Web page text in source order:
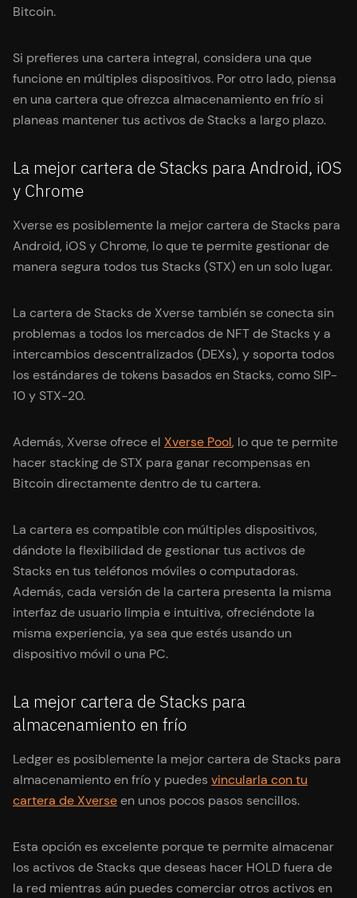
Bitcoin.
Si prefieres una cartera integral, considera una que
funcione en múltiples dispositivos. Por otro lado, piensa
en una cartera que ofrezca almacenamiento en frío si
planeas mantener tus activos de Stacks a largo plazo.
La mejor cartera de Stacks para Android, iOS
y Chrome
Xverse es posiblemente la mejor cartera de Stacks para
Android, iOS y Chrome, lo que te permite gestionar de
manera segura todos tus Stacks (STX) en un solo lugar.
La cartera de Stacks de Xverse también se conecta sin
problemas a todos los mercados de NFT de Stacks y a
intercambios descentralizados (DEXs), y soporta todos
los estándares de tokens basados en Stacks, como SIP-
10 y STX-20.
Además, Xverse ofrece el Xverse Pool, lo que te permite
hacer stacking de STX para ganar recompensas en
Bitcoin directamente dentro de tu cartera.
La cartera es compatible con múltiples dispositivos,
dándote la flexibilidad de gestionar tus activos de
Stacks en tus teléfonos móviles o computadoras.
Además, cada versión de la cartera presenta la misma
interfaz de usuario limpia e intuitiva, ofreciéndote la
misma experiencia, ya sea que estés usando un
dispositivo móvil o una PC.
La mejor cartera de Stacks para
almacenamiento en frío
Ledger es posiblemente la mejor cartera de Stacks para
almacenamiento en frío y puedes vincularla con tu
cartera de Xverseen unos pocos pasos sencillos.
Esta opción es excelente porque te permite almacenar
los activos de Stacks que deseas hacer HOLD fuera de
la red mientras aún puedes comerciar otros activos en